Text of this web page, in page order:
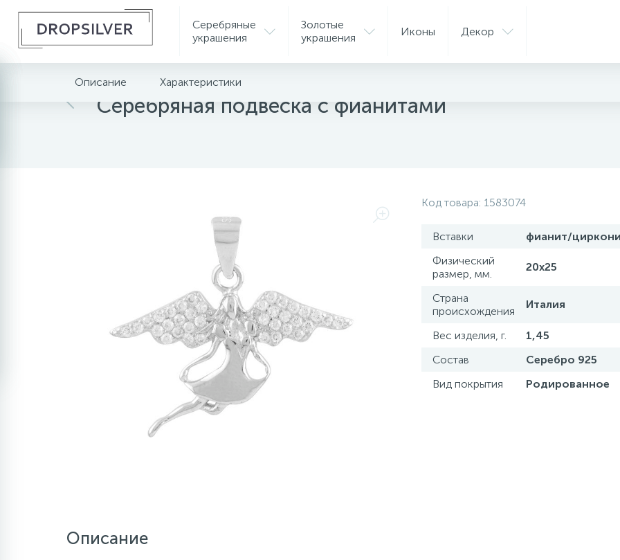
Серебряные
украшения
Золотые
украшения
Иконы Декор
Главная Серебряные украшения
Серебряная подвеска с фианитами
Описание Характеристики
Код товара: 1583074
Вставки
фианит/
Физический
размер, мм.
20х25
Страна
происхождения
Италия
Вес изделия, г.
1,45
Состав
Серебро 925
Вид покрытия
Родированное
Описание